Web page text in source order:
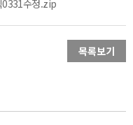
0331수정.zip
목록보기